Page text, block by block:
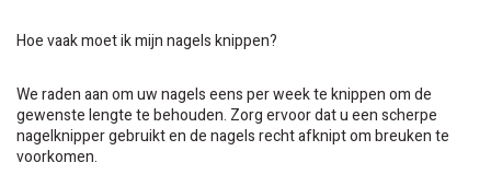
Hoe vaak moet ik mijn nagels knippen?
We raden aan om uw nagels eens per week te knippen om de
gewenste lengte te behouden. Zorg ervoor dat u een scherpe
nagelknipper gebruikt en de nagels recht afknipt om breuken te
voorkomen.